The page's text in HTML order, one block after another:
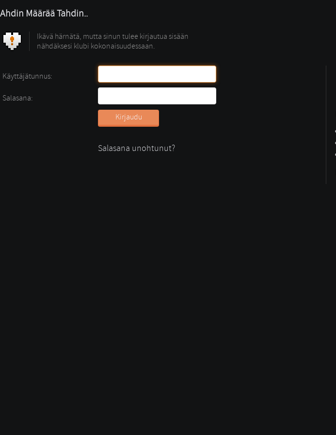
Ahdin Määrää Tahdin..
Ikävä härnätä, mutta sinun tulee kirjautua sisään
nähdäksesi klubi kokonaisuudessaan.
Käyttäjätunnus:
Salasana:
Salasana unohtunut?